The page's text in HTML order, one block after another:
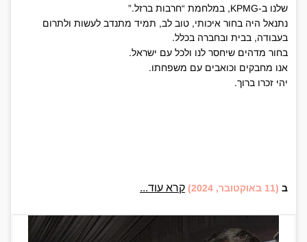
שלנו ב-KPMG, במלחמת “חרבות ברזל.”
נתנאל היה בחור איכותי, טוב לב, תמיד מתנדב לעשות ולתרום
בעבודה, בבית ובחברה בכלל.
בחור מדהים שיחסר לנו ולכל עם ישראל.
אנו מחבקים וכואבים עם משפחתו.
יהי זכרו ברוך.
ב (11 באוקטובר, 2024) קרא עוד...